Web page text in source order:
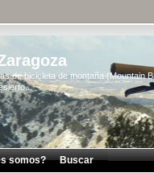
de bicicleta de montaña (Mountain
somos? Buscar